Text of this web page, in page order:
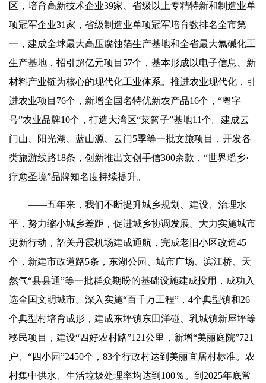
区，培育高新技术企业39家、省级以上专精特新和制造业单
项冠军企业31家，省级制造业单项冠军培育数排名全市第
一，建成全球最大高压腐蚀箔生产基地和全省最大氯碱化工
生产基地，招引超亿元项目57个，基本形成以电子信息、新
材料产业链为核心的现代化工业体系。推进农业现代化，引
进农业项目76个，新增全国名特优新农产品16个，“粤字
号”农业品牌10个，打造大湾区“菜篮子”基地11个。建成云
门山、阳光湖、蓝山源、云门5季等一批文旅项目，开发各
类旅游线路18条，创新推出文创手信300余款，“世界瑶乡·
疗愈圣境”品牌知名度持续提升。
——五年来，我们不断提升城乡规划、建设、治理水
平，努力缩小城乡差距，促进城乡协调发展。大力实施城市
更新行动，韶关丹霞机场建成通航，完成老旧小区改造45
个，新建市政道路5条，东湖公园、城市广场、滨江桥、天
然气“县县通”等一批群众期盼的基础设施建成投用，成功入
选全国文明城市。深入实施“百千万工程”，4个典型镇和26
个典型村培育成形，建成东坪镇东田洋碰、乳城镇新屋坪等
移民项目，建设“四好农村路”121公里，新增“美丽庭院”721
户、“四小园”2450个，83个行政村达到美丽宜居村标准。农
村集中供水、生活垃圾处理率均达到100％。到2025年底常